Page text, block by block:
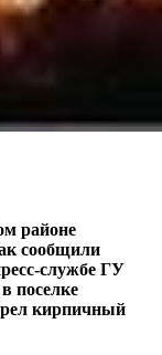
районе
сообщили
службе ГУ
поселке
кирпичный